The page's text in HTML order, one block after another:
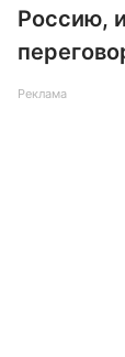
Россию,
Реклама